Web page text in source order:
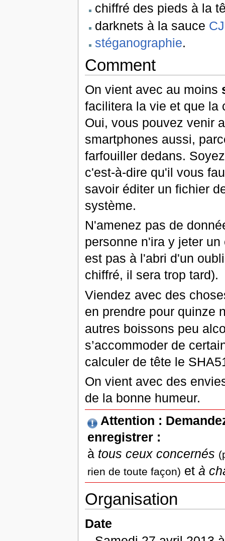
chiffré des pieds à la
darknets à la sauce
stéganographie.
Comment
On vient avec au moins
facilitera la vie et que la
Oui, vous pouvez venir
smartphones aussi,
farfouiller dedans.
c'est-à-dire qu'il vous
savoir éditer un fichier
système.
N'amenez pas de
personne n'ira y jeter
est pas à l'abri d'un
chiffré, il sera trop tard).
Viendez avec des
en prendre pour quinze
autres boissons peu
s’accommoder de
calculer de tête le
On vient avec des
de la bonne humeur.
Attention :
enregistrer :
à tous ceux concernés
rien de toute façon) et à
Organisation
Date